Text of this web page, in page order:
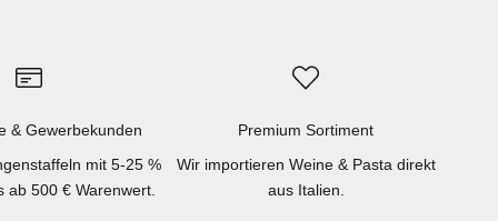
& Gewerbekunden
mit 5-25 %
ab 500 € Warenwert.
Premium Sortiment
Wir importieren Weine & Pasta direkt
aus Italien.